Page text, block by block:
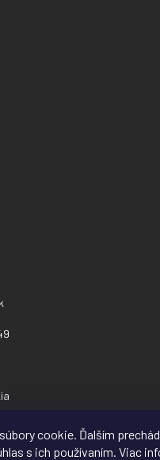
cookie. Ďalším
s ich používaním. Viac